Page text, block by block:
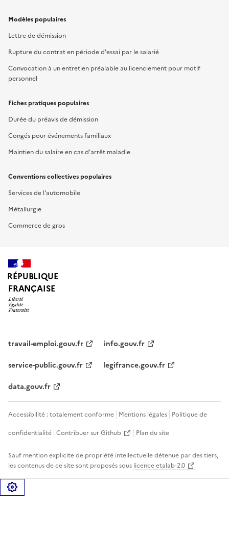
Modèles populaires
Lettre de démission
Rupture du contrat en période d'essai par le salarié
Convocation à un entretien préalable au licenciement pour motif
personnel
Fiches pratiques populaires
Durée du préavis de démission
Congés pour événements familiaux
Maintien du salaire en cas d'arrêt maladie
Conventions collectives populaires
Services de l'automobile
Métallurgie
Commerce de gros
RÉPUBLIQUE
FRANÇAISE
travail-emploi.gouv.fr
info.gouv.fr
service-public.gouv.fr
legifrance.gouv.fr
data.gouv.fr
Accessibilité : totalement conforme Mentions légales Politique de
confidentialité Contribuer sur Github Plan du site
Sauf mention explicite de propriété intellectuelle détenue par des tiers,
les contenus de ce site sont proposés sous licence etalab-2.0
Gérer les cookies